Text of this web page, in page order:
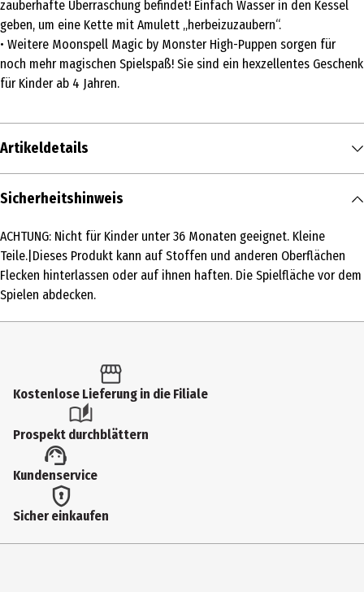
zauberhafte Überraschung befindet! Einfach Wasser in den Kessel
geben, um eine Kette mit Amulett „herbeizuzaubern“.
• Weitere Moonspell Magic by Monster High-Puppen sorgen für
noch mehr magischen Spielspaß! Sie sind ein hexzellentes Geschenk
für Kinder ab 4 Jahren.
Artikeldetails
Inhalt
Produkttyp
Ankleidepuppen
Altersempfehlung ab
Mattel Europa B.V.
Herstelleradresse
Gondel 1, 1186 MJ Amstelveen, Niederlande
Kontaktmöglichkeit
service.mattel.com
Sicherheitshinweis
ACHTUNG: Nicht für Kinder unter 36 Monaten geeignet. Kleine
Teile.|Dieses Produkt kann auf Stoffen und anderen Oberflächen
Flecken hinterlassen oder auf ihnen haften. Die Spielfläche vor dem
Spielen abdecken.
Kostenlose Lieferung in die Filiale
Prospekt durchblättern
Kundenservice
Sicher einkaufen